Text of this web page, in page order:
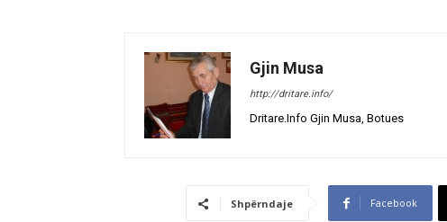
Gjin Musa
http://dritare.info/
Dritare.Info Gjin Musa, Botues
Shpërndaje Facebook